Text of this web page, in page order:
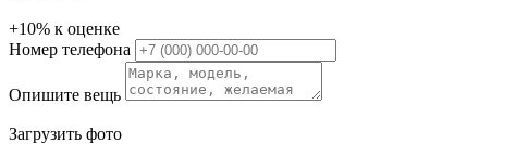
+10% к оценке
Номер телефона
Опишите вещь
Загрузить фото